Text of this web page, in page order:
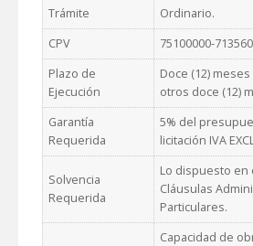
Trámite
Ordinario.
CPV
75100000-
Plazo de
Ejecución
Doce (12)
otros doce (12)
Garantía
Requerida
5% del
licitación IVA
Solvencia
Requerida
Lo dispuesto en
Cláusulas
Particulares.
Capacidad de